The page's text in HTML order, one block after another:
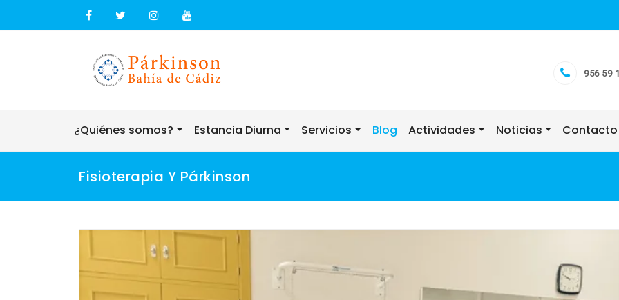
956 59
¿Quiénes somos? Estancia Diurna Servicios Blog Actividades Noticias Contacto
Fisioterapia Y Párkinson